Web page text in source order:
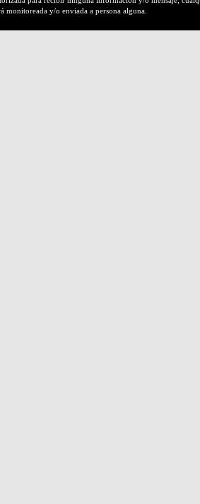
monitoreada y/o enviada a persona alguna.